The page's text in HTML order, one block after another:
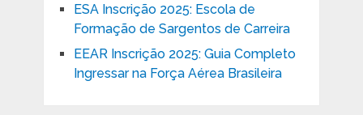
ESA Inscrição 2025: Escola de
Formação de Sargentos de Carreira
EEAR Inscrição 2025: Guia Completo
Ingressar na Força Aérea Brasileira